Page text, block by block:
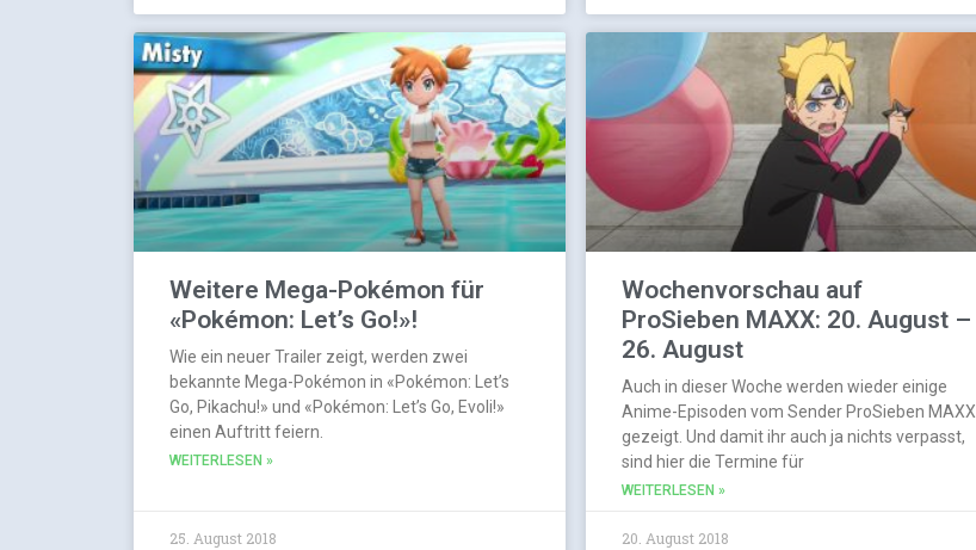
Weitere Mega-Pokémon für
«Pokémon: Let’s Go!»!
Wie ein neuer Trailer zeigt, werden zwei
bekannte Mega-Pokémon in «Pokémon: Let’s
Go, Pikachu!» und «Pokémon: Let’s Go, Evoli!»
einen Auftritt feiern.
WEITERLESEN »
25. August 2018
Wochenvorschau auf
ProSieben MAXX: 20. August –
26. August
Auch in dieser Woche werden wieder einige
Anime-Episoden vom Sender ProSieben MAXX
gezeigt. Und damit ihr auch ja nichts verpasst,
sind hier die Termine für
WEITERLESEN »
20. August 2018